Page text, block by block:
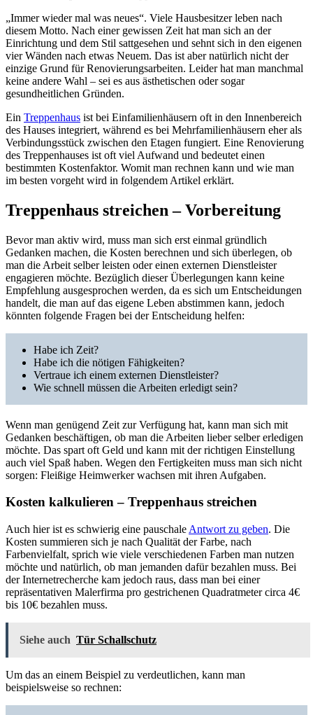
„Immer wieder mal was neues“. Viele Hausbesitzer leben nach
diesem Motto. Nach einer gewissen Zeit hat man sich an der
Einrichtung und dem Stil sattgesehen und sehnt sich in den eigenen
vier Wänden nach etwas Neuem. Das ist aber natürlich nicht der
einzige Grund für Renovierungsarbeiten. Leider hat man manchmal
keine andere Wahl – sei es aus ästhetischen oder sogar
gesundheitlichen Gründen.
Ein Treppenhaus ist bei Einfamilienhäusern oft in den Innenbereich
des Hauses integriert, während es bei Mehrfamilienhäusern eher als
Verbindungsstück zwischen den Etagen fungiert. Eine Renovierung
des Treppenhauses ist oft viel Aufwand und bedeutet einen
bestimmten Kostenfaktor. Womit man rechnen kann und wie man
im besten vorgeht wird in folgendem Artikel erklärt.
Treppenhaus streichen – Vorbereitung
Bevor man aktiv wird, muss man sich erst einmal gründlich
Gedanken machen, die Kosten berechnen und sich überlegen, ob
man die Arbeit selber leisten oder einen externen Dienstleister
engagieren möchte. Bezüglich dieser Überlegungen kann keine
Empfehlung ausgesprochen werden, da es sich um Entscheidungen
handelt, die man auf das eigene Leben abstimmen kann, jedoch
könnten folgende Fragen bei der Entscheidung helfen:
Habe ich Zeit?
Habe ich die nötigen Fähigkeiten?
Vertraue ich einem externen Dienstleister?
Wie schnell müssen die Arbeiten erledigt sein?
Wenn man genügend Zeit zur Verfügung hat, kann man sich mit
Gedanken beschäftigen, ob man die Arbeiten lieber selber erledigen
möchte. Das spart oft Geld und kann mit der richtigen Einstellung
auch viel Spaß haben. Wegen den Fertigkeiten muss man sich nicht
sorgen: Fleißige Heimwerker wachsen mit ihren Aufgaben.
Kosten kalkulieren – Treppenhaus streichen
Auch hier ist es schwierig eine pauschale Antwort zu geben. Die
Kosten summieren sich je nach Qualität der Farbe, nach
Farbenvielfalt, sprich wie viele verschiedenen Farben man nutzen
möchte und natürlich, ob man jemanden dafür bezahlen muss. Bei
der Internetrecherche kam jedoch raus, dass man bei einer
repräsentativen Malerfirma pro gestrichenen Quadratmeter circa 4€
bis 10€ bezahlen muss.
Siehe auch Tür Schallschutz
Um das an einem Beispiel zu verdeutlichen, kann man
beispielsweise so rechnen: